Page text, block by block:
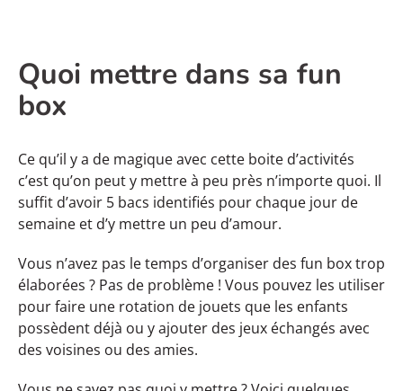
Quoi mettre dans sa fun
box
Ce qu’il y a de magique avec cette boite d’activités
c’est qu’on peut y mettre à peu près n’importe quoi. Il
suffit d’avoir 5 bacs identifiés pour chaque jour de
semaine et d’y mettre un peu d’amour.
Vous n’avez pas le temps d’organiser des fun box trop
élaborées ? Pas de problème ! Vous pouvez les utiliser
pour faire une rotation de jouets que les enfants
possèdent déjà ou y ajouter des jeux échangés avec
des voisines ou des amies.